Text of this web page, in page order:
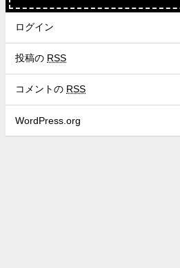
ログイン
投稿の RSS
コメントの RSS
WordPress.org